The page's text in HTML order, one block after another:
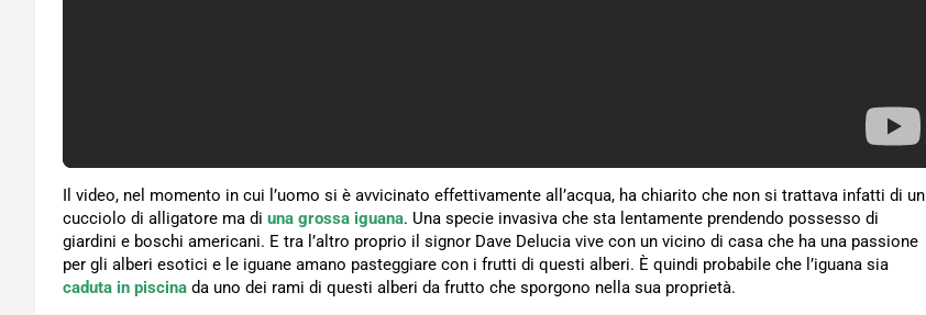
Il video, nel momento in cui l’uomo si è avvicinato effettivamente all’acqua, ha chiarito che non si trattava infatti di un
cucciolo di alligatore ma di una grossa iguana. Una specie invasiva che sta lentamente prendendo possesso di
giardini e boschi americani. E tra l’altro proprio il signor Dave Delucia vive con un vicino di casa che ha una passione
per gli alberi esotici e le iguane amano pasteggiare con i frutti di questi alberi. È quindi probabile che l’iguana sia
caduta in piscina da uno dei rami di questi alberi da frutto che sporgono nella sua proprietà.